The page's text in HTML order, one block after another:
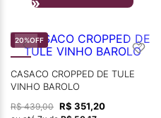
20%OFF
CASACO CROPPED DE TULE
VINHO BAROLO
R$ 439,00 R$ 351,20